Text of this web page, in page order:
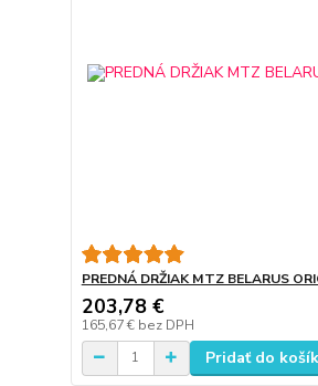
PREDNÁ DRŽIAK MTZ BELARUS
203,78 €
165,67 € bez DPH
Pridať do